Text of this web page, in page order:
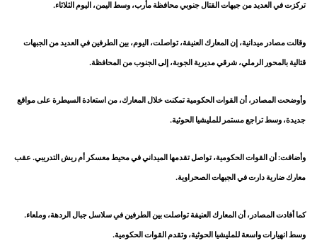
تركزت في العديد من جبهات القتال جنوبي محافظة مأرب، وسط اليمن، اليوم الثلاثاء.
وقالت مصادر ميدانية، إن المعارك العنيفة، تواصلت، اليوم، بين الطرفين في العديد من الجبهات
قتالية بالمحور الرملي، شرقي مديرية الجوبة، إلى الجنوب من المحافظة.
وأوضحت المصادر، أن القوات الحكومية تمكنت خلال المعارك، من استعادة السيطرة على مواقع
جديدة، وسط تراجع مستمر للمليشيا الحوثية.
وأضافت: أن القوات الحكومية، تواصل تقدمها الميداني في محيط معسكر أم ريش التدريبي. عقب
معارك ضارية دارت في الجبهات الصحراوية.
كما أفادت المصادر، أن المعارك العنيفة تواصلت بين الطرفين في سلاسل جبال الردهة، وملعاء.
وسط انهيارات واسعة للمليشيا الحوثية، وتقدم القوات الحكومية.